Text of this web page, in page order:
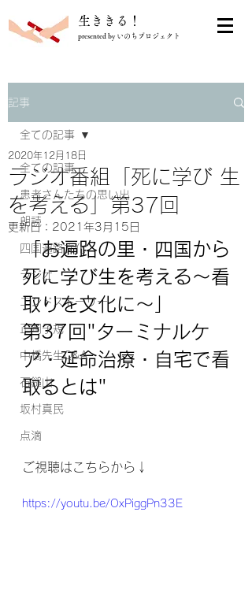
​生ききる！
presented by いのちプロジェクト
記事
全ての記事
患者さんたちの思い出
朗読
四国遍路文化
ラジオ
エンドストーリー
正岡子規
中橋先生Q&A
石鎚山
坂村真民
点滴
全ての記事
ラジオ番組「死に学び 生
を考える」第37回
2020年12月18日
更新日： 2021年3月15日
「お遍路の里・四国から
死に学び生を考える～看
取りを文化に～
第37回"ターミナルケ
ア・延命治療・自宅で看
取るとは"
ご視聴はこちらから↓
https://youtu.be/OxPiggPn33E